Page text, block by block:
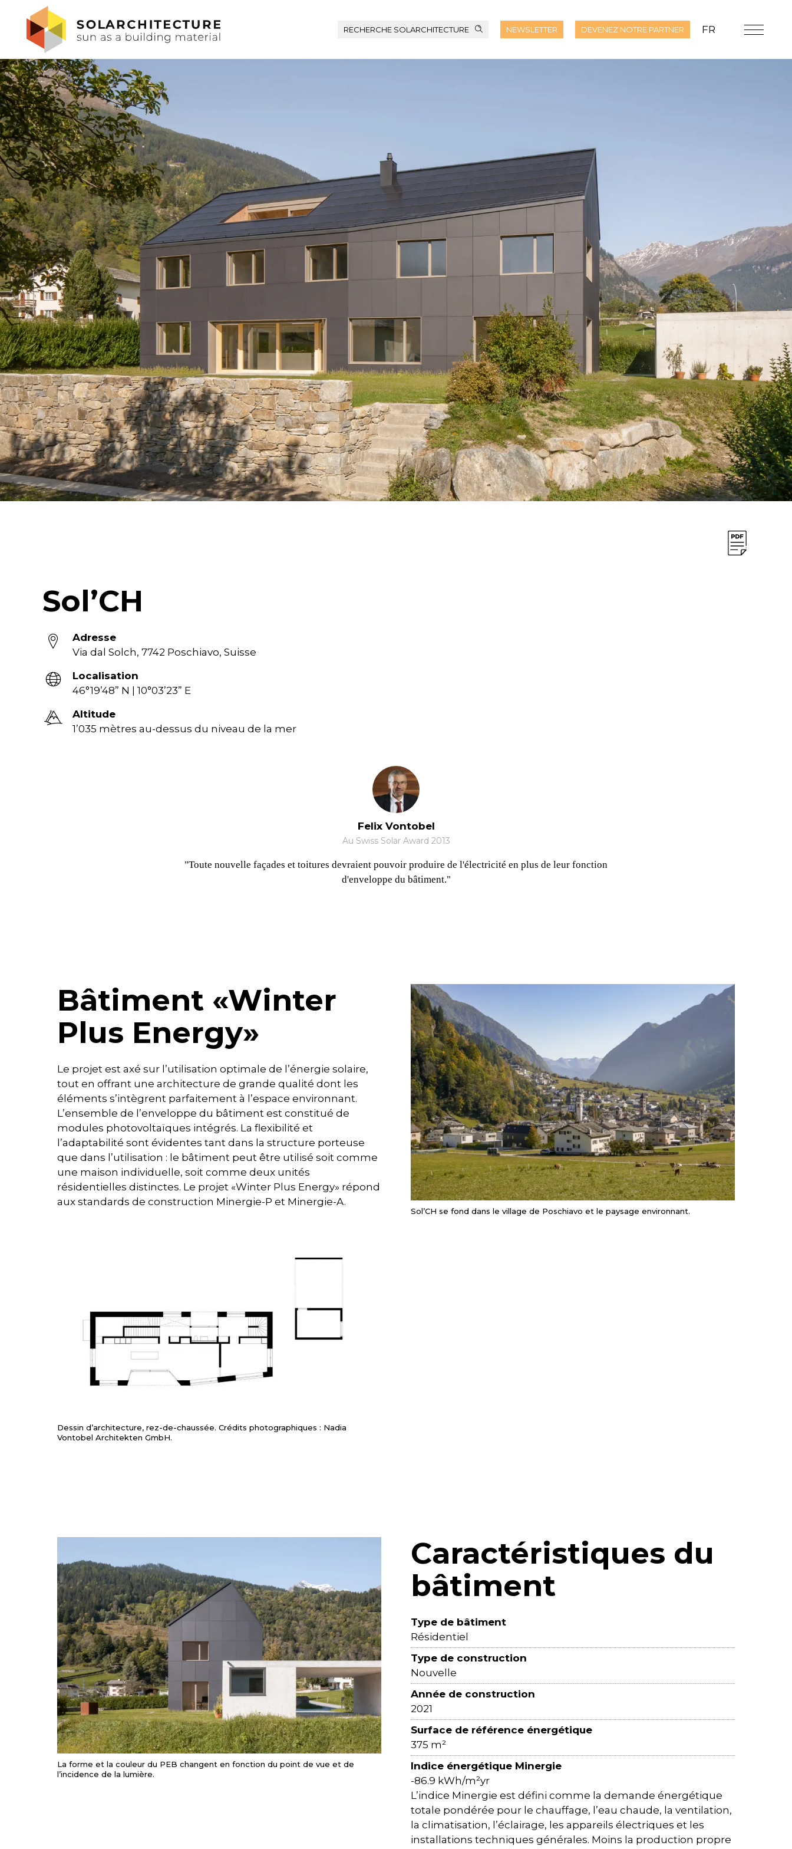
RECHERCHE SOLARCHITECTURE NEWSLETTER DEVENEZ NOTRE PARTNER FR
Sol’CH
Adresse
Via dal Solch, 7742 Poschiavo, Suisse
Localisation
46°19’48” N | 10°03’23” E
Altitude
1’035 mètres au-dessus du niveau de la mer
Felix Vontobel
Au Swiss Solar Award 2013
"Toute nouvelle façades et toitures devraient pouvoir produire de l'électricité en plus de leur fonction
d'enveloppe du bâtiment."
Bâtiment «Winter
Plus Energy»
Le projet est axé sur l’utilisation optimale de l’énergie solaire,
tout en offrant une architecture de grande qualité dont les
éléments s’intègrent parfaitement à l’espace environnant.
L’ensemble de l’enveloppe du bâtiment est constitué de
modules photovoltaïques intégrés. La flexibilité et
l’adaptabilité sont évidentes tant dans la structure porteuse
que dans l’utilisation : le bâtiment peut être utilisé soit comme
une maison individuelle, soit comme deux unités
résidentielles distinctes. Le projet «Winter Plus Energy» répond
aux standards de construction Minergie-P et Minergie-A.
Dessin d’architecture, rez-de-chaussée. Crédits photographiques : Nadia
Vontobel Architekten GmbH.
Sol’CH se fond dans le village de Poschiavo et le paysage environnant.
La forme et la couleur du PEB changent en fonction du point de vue et de
l’incidence de la lumière.
Caractéristiques du
bâtiment
Type de bâtiment
Résidentiel
Type de construction
Nouvelle
Année de construction
2021
Surface de référence énergétique
375 m²
Indice énergétique Minergie
-86.9 kWh/m²yr
L’indice Minergie est défini comme la demande énergétique
totale pondérée pour le chauffage, l’eau chaude, la ventilation,
la climatisation, l’éclairage, les appareils électriques et les
installations techniques générales. Moins la production propre